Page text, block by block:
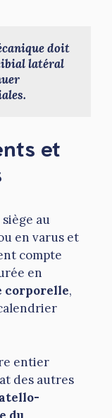
doit
latéral
et
au
en varus et
compte
en
corporelle,
entier
des autres